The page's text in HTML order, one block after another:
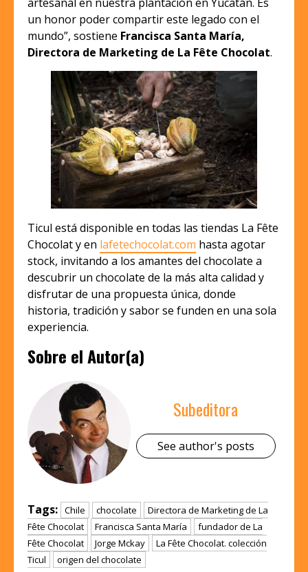
un honor poder compartir este legado con el
mundo”, sostiene Francisca Santa María,
Directora de Marketing de La Fête Chocolat.
Ticul está disponible en todas las tiendas La Fête
Chocolat y en lafetechocolat.com hasta agotar
stock, invitando a los amantes del chocolate a
descubrir un chocolate de la más alta calidad y
disfrutar de una propuesta única, donde
historia, tradición y sabor se funden en una sola
experiencia.
Sobre el Autor(a)
Subeditora
See author's posts
Tags: Chile chocolate
Directora de Marketing de La
Fête Chocolat
Francisca Santa María
fundador de La
Fête Chocolat
Jorge Mckay
La Fête Chocolat. colección
Ticul
origen del chocolate